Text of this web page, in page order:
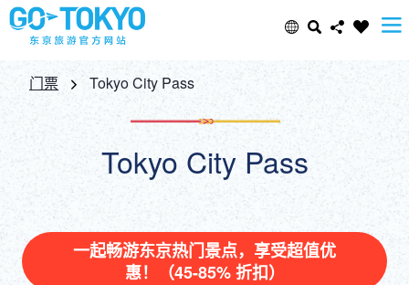
Select Language
日本語
ENGLISH
中文(简体)
中文(繁體/正體)
Share this page
Email
门票 Tokyo City Pass
Tokyo City Pass
一起畅游东京热门景点，享受超值优
惠！（45-85% 折扣）